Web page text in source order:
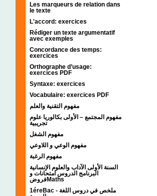
Les marqueurs de relation dans
le texte
L'accord: exercices
Rédiger un texte argumentatif
avec exemples
Concordance des temps:
exercices
Orthographe d’usage:
exercices PDF
Syntaxe: exercices
Vocabulaire: exercices PDF
مفهوم التقنية والعلم
مفهوم المجتمع – الأولى بكالوريا علوم
تجريبية
مفهوم الشغل
مفهوم الوعي و اللاوعي
مفهوم الرغبة
السنة الأولى الآداب والعلوم الإنسانية
البرنامج الدروس امتحانات و
فروضMaths
1éreBac - ملخص في دروس اللغة